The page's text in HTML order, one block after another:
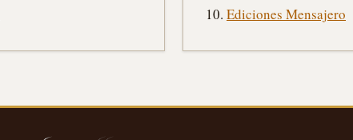
Ediciones Mensajero